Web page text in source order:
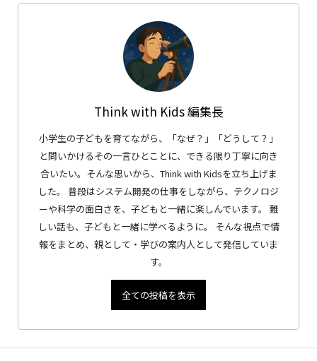
Think with Kids 編集長
小学生の子どもを育てながら、「なぜ？」「どうして？」
と問いかけるその一言ひとことに、できる限り丁寧に向き
合いたい。そんな思いから、Think with Kidsを立ち上げま
した。 普段はシステム開発の仕事をしながら、テクノロジ
ーや科学の面白さを、子どもと一緒に楽しんでいます。 難
しい話も、子どもと一緒に学べるように。 そんな視点で情
報をまとめ、親として・学びの案内人として発信していま
す。
全ての投稿を表示